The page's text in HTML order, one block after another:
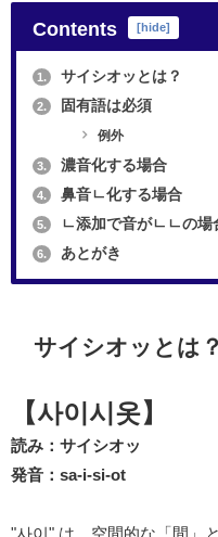
Contents hide
1. サイシオッとは？
2. 固有語は必須
例外
3. 濃音化する場合
4. 鼻音ㄴ化する場合
5. ㄴ添加で音がㄴㄴの場
6. あとがき
サイシオッとは？
【사이시옷】
読み：サイシオッ
発音：sa-i-si-ot
"사이" は、空間的な「間」